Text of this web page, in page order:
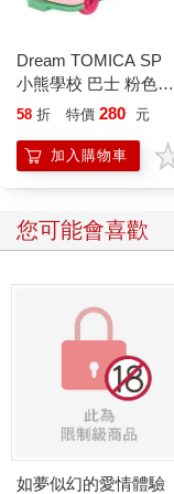
Dream TOMICA SP
小熊學校 巴士 粉色款
傑琪 大衛 玩具車 多美
58 折 特價 280 元
加入購物車
您可能會喜歡
如夢似幻的愛情體驗